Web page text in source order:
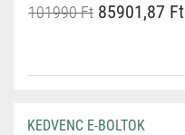
101990 Ft 85901,87 Ft
KEDVENC E-BOLTOK